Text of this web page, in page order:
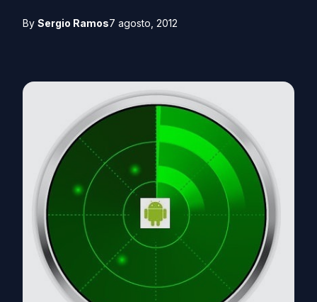
By Sergio Ramos7 agosto, 2012